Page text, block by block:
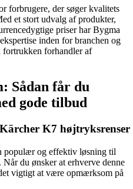
forbrugere, der søger kvalitets
et stort udvalg af produkter,
priser har Bygma
inden for branchen og
forhandler af
Sådan får du
gode tilbud
K7 højtryksrenser
populær og effektiv løsning til
du ønsker at erhverve denne
vigtigt at være opmærksom på